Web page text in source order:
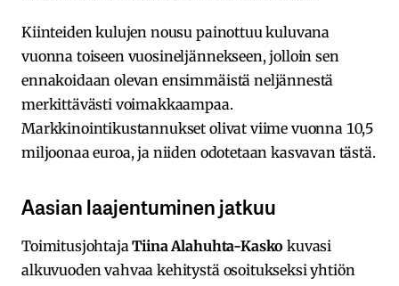
Kiinteiden kulujen nousu painottuu kuluvana
vuonna toiseen vuosineljännekseen, jolloin sen
ennakoidaan olevan ensimmäistä neljännestä
merkittävästi voimakkaampaa.
Markkinointikustannukset olivat viime vuonna 10,5
miljoonaa euroa, ja niiden odotetaan kasvavan tästä.
Aasian laajentuminen jatkuu
ToimitusjohtajaTiina Alahuhta-Kasko kuvasi
alkuvuoden vahvaa kehitystä osoitukseksi yhtiön